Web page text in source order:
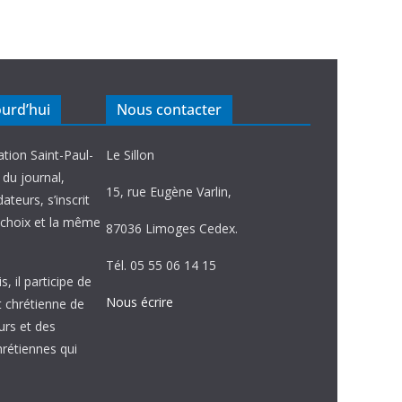
Saint-Paul-
journal,
s’inscrit
et la même
il participe de
chrétienne de
et des
qui
Nous contacter
Le Sillon
15, rue Eugène Varlin,
87036 Limoges Cedex.
Tél. 05 55 06 14 15
Nous écrire